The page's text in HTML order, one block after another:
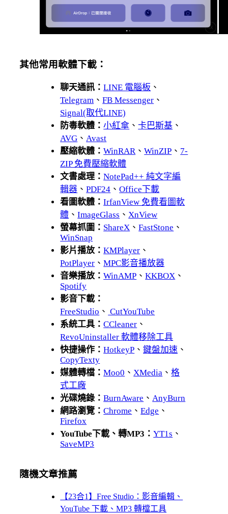
其他常用軟體下載：
聊天通訊：LINE 電腦板 、
Telegram 、FB Messenger 、
Signal(取代LINE)
防毒軟體：小紅傘 、卡巴斯基 、
AVG 、 Avast
壓縮軟體：WinRAR 、WinZIP 、 7-
ZIP 免費壓縮軟體
文書處理：NotePad++ 純文字編
輯器 、PDF24 、Office下載
看圖軟體：IrfanView 免費看圖軟
體 、ImageGlass 、 XnView
螢幕抓圖： ShareX 、FastStone 、
WinSnap
影片播放：KMPlayer 、
PotPlayer 、MPC影音播放器
音樂播放：WinAMP 、KKBOX 、
Spotify
影音下載：
FreeStudio 、 CutYouTube
系統工具：CCleaner 、
RevoUninstaller 軟體移除工具
快捷操作：HotkeyP 、鍵盤加速 、
CopyTexty
媒體轉檔：Moo0 、 XMedia 、格
式工廠
光碟燒錄：BurnAware 、 AnyBurn
網路瀏覽：Chrome 、Edge 、
Firefox
YouTube下載、轉MP3：YT1s 、
SaveMP3
隨機文章推薦
【23合1】Free Studio：影音編輯、
YouTube 下載、MP3 轉檔工具